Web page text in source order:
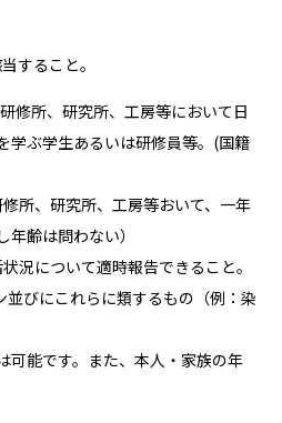
すること。
修所、研究所、工房等において日
学ぶ学生あるいは研修員等。(国籍
所、研究所、工房等おいて、一年
年齢は問わない）
況について適時報告できること。
びにこれらに類するもの（例：染
能です。また、本人・家族の年